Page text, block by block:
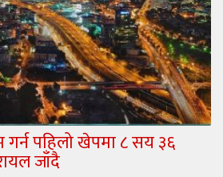
पहिलो खेपमा ८ सय ३६
जाँदै